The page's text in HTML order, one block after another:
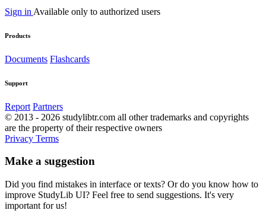
Sign in Available only to authorized users
Products
Documents Flashcards
Support
Report Partners
© 2013 - 2026 studylibtr.com all other trademarks and copyrights
are the property of their respective owners
Privacy Terms
Make a suggestion
Did you find mistakes in interface or texts? Or do you know how to
improve StudyLib UI? Feel free to send suggestions. It's very
important for us!